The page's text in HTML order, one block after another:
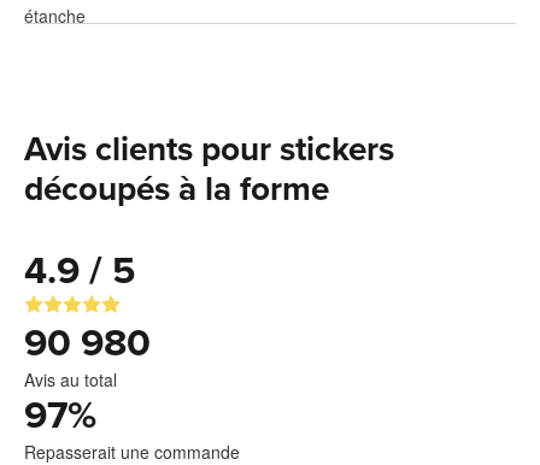
Avis clients pour stickers
découpés à la forme
4.9 / 5
90 980
Avis au total
97%
Repasserait une commande